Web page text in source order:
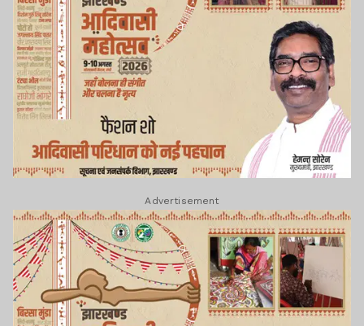
Advertisement